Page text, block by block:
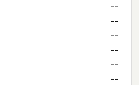
--
--
--
--
--
--